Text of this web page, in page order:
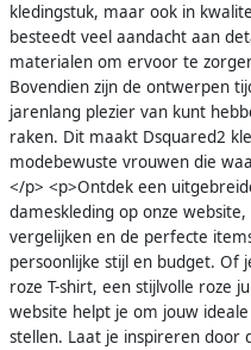
kledingstuk, maar ook in
besteedt veel aandacht aan
materialen om ervoor te
Bovendien zijn de ontwerpen
jarenlang plezier van kunt
raken. Dit maakt Dsquared2
modebewuste vrouwen die
</p> <p>Ontdek een
dameskleding op onze
vergelijken en de perfecte
persoonlijke stijl en budget. Of
roze T-shirt, een stijlvolle roze
website helpt je om jouw
stellen. Laat je inspireren door